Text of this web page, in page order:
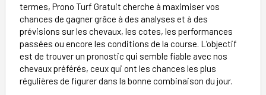
termes, Prono Turf Gratuit cherche à maximiser vos
chances de gagner grâce à des analyses et à des
prévisions sur les chevaux, les cotes, les performances
passées ou encore les conditions de la course. L’objectif
est de trouver un pronostic qui semble fiable avec nos
chevaux préférés, ceux qui ont les chances les plus
régulières de figurer dans la bonne combinaison du jour.